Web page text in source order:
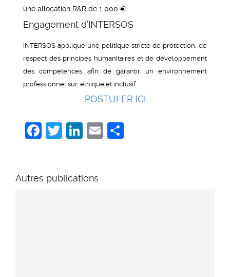
une allocation R&R de 1 000 €.
Engagement d’INTERSOS
INTERSOS applique une politique stricte de protection, de
respect des principes humanitaires et de développement
des compétences afin de garantir un environnement
professionnel sûr, éthique et inclusif.
POSTULER ICI
Facebook
Twitter
LinkedIn
Email
Autres publications